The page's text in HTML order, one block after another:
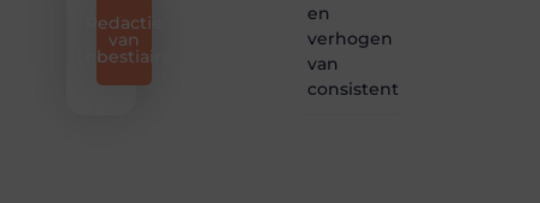
Redactie
van
Lebestiaire
en
verhogen
van
consistentie